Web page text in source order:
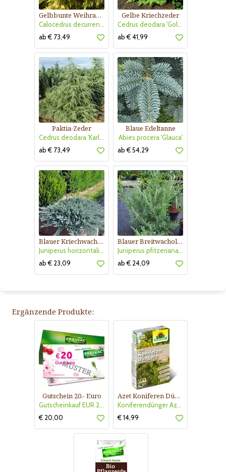
Gelbbunte Weihrauchzeder
Calocedrus decurrens 'Aureovariegata'
ab € 73,49
Gelbe Kriechzeder
Cedrus deodara 'Golden Horizon'
ab € 41,99
Paktia-Zeder
Cedrus deodara 'Karl Fuchs'
ab € 73,49
Blaue Edeltanne
Abies procera 'Glauca'
ab € 54,29
Blauer Kriechwacholder
Juniperus horizontalis 'Glauca'
ab € 23,09
Blauer Breitwacholder
Juniperus pfitzeriana 'Pfitzeriana Glauca'
ab € 24,09
Ergänzende Produkte:
Gutschein 20.- Euro
Gutscheinkauf EUR 20.-
€ 20,00
Azet Koniferen Dünger
Koniferendünger Azet
€ 14,99